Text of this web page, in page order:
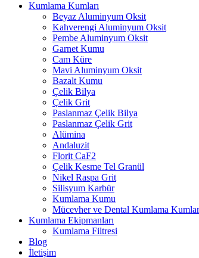
Kumlama Kumları
Beyaz Aluminyum Oksit
Kahverengi Aluminyum Oksit
Pembe Aluminyum Oksit
Garnet Kumu
Cam Küre
Mavi Aluminyum Oksit
Bazalt Kumu
Çelik Bilya
Çelik Grit
Paslanmaz Çelik Bilya
Paslanmaz Çelik Grit
Alümina
Andaluzit
Florit CaF2
Çelik Kesme Tel Granül
Nikel Raspa Grit
Silisyum Karbür
Kumlama Kumu
Mücevher ve Dental Kumlama
Kumlama Ekipmanları
Kumlama Filtresi
Blog
İletişim